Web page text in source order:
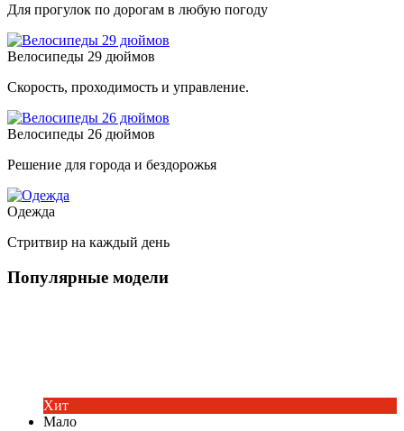
Для прогулок по дорогам в любую погоду
Велосипеды 29 дюймов
Скорость, проходимость и управление.
Велосипеды 26 дюймов
Решение для города и бездорожья
Одежда
Стритвир на каждый день
Популярные модели
Хит
Мало